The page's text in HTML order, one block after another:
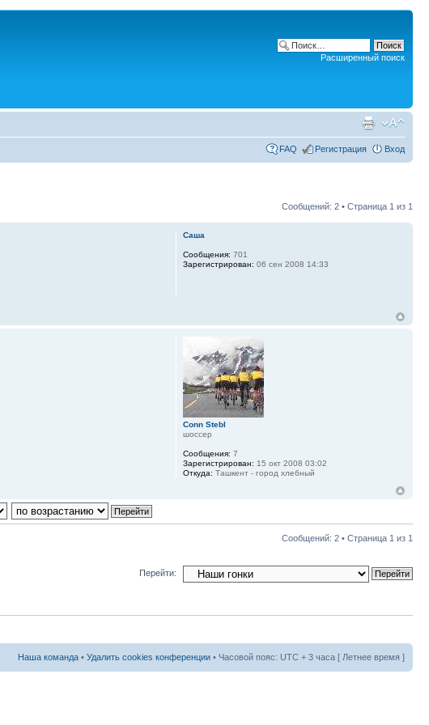
Расширенный поиск
FAQ Регистрация Вход
Сообщений: 2 • Страница 1 из 1
Саша
Сообщения: 701
Зарегистрирован: 06 сен 2008 14:33
Conn Stebl
шоссер
Сообщения: 7
Зарегистрирован: 15 окт 2008 03:02
Откуда: Ташкент - город хлебный
Сообщений: 2 • Страница 1 из 1
Перейти:
Наша команда • Удалить cookies конференции • Часовой пояс: UTC + 3 часа [ Летнее время ]